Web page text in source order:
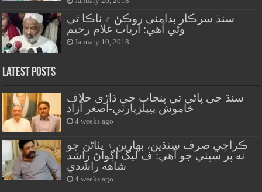
سنڌ سرڪار بدامني روڪڻ ۾ ناڪا ٿي
وئي آهي: ارباب غلام رحيم
January 10, 2018
Latest Posts
سنڌ جي پاڻي تي پنجاب جي ڌاڙي خلاف
خاموش پيپلزپارٽي-اصغر آزاد
4 weeks ago
ڪراچي صرف سنڌين، بهارين ۽ پٺاڻن جو
نه پر سڀني جو آهي: ف ليگ اڳواڻ راشد
شاهه راشدي
4 weeks ago